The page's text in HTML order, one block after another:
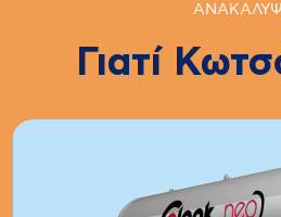
Γιατί